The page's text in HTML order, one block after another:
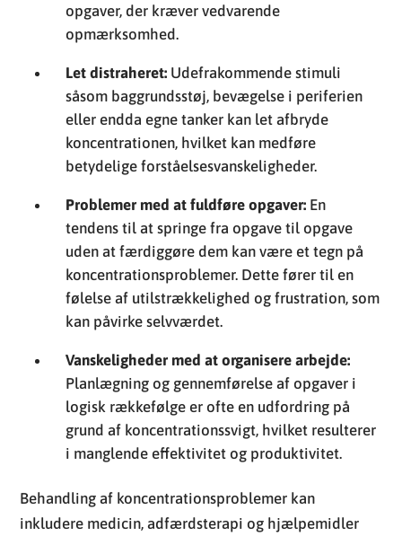
opgaver, der kræver vedvarende
opmærksomhed.
Let distraheret: Udefrakommende stimuli
såsom baggrundsstøj, bevægelse i periferien
eller endda egne tanker kan let afbryde
koncentrationen, hvilket kan medføre
betydelige forståelsesvanskeligheder.
Problemer med at fuldføre opgaver: En
tendens til at springe fra opgave til opgave
uden at færdiggøre dem kan være et tegn på
koncentrationsproblemer. Dette fører til en
følelse af utilstrækkelighed og frustration, som
kan påvirke selvværdet.
Vanskeligheder med at organisere arbejde:
Planlægning og gennemførelse af opgaver i
logisk rækkefølge er ofte en udfordring på
grund af koncentrationssvigt, hvilket resulterer
i manglende effektivitet og produktivitet.
Behandling af koncentrationsproblemer kan
inkludere medicin, adfærdsterapi og hjælpemidler